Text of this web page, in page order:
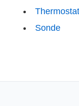
Thermostat
Sonde